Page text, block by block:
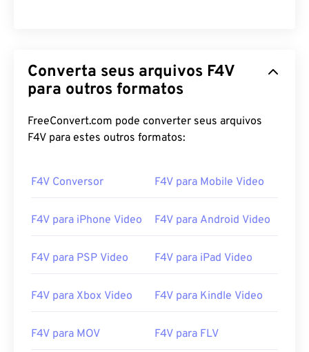
Converta seus arquivos F4V
para outros formatos
FreeConvert.com pode converter seus arquivos
F4V para estes outros formatos:
F4V Conversor F4V para Mobile Video
F4V para iPhone Video F4V para Android Video
F4V para PSP Video F4V para iPad Video
F4V para Xbox Video F4V para Kindle Video
F4V para MOV F4V para FLV